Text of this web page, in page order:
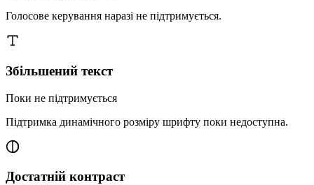
Голосове керування наразі не підтримується.
Збільшений текст
Поки не підтримується
Підтримка динамічного розміру шрифту поки недоступна.
Достатній контраст